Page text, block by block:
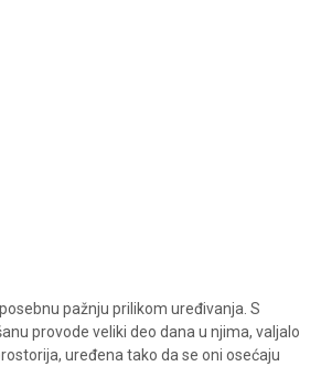
pažnju prilikom uređivanja. S
provode veliki deo dana u njima, valjalo
uređena tako da se oni osećaju